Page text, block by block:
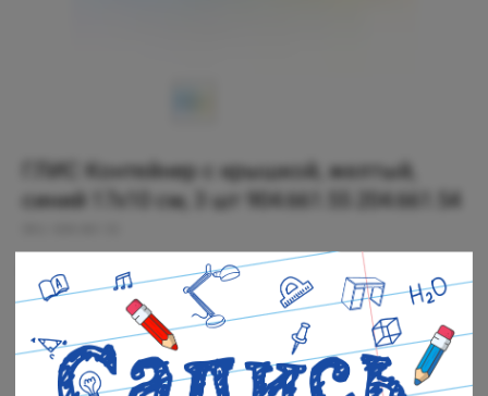
ГЛИС Контейнер с крышкой, желтый,
синий 17x10 см, 3 шт 904.661.55 204.661.54
р.
Мало в наличии
Черная речка: Мало в наличии
Полюстровский: Мало в наличии